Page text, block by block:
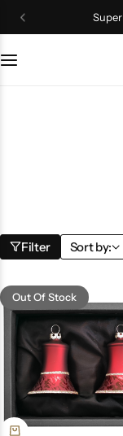
Super
Filter Sort by:
Out Of Stock